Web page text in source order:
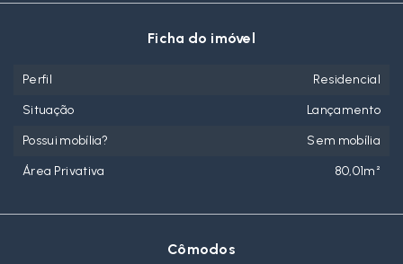
Cômodos
Ficha do imóvel
Perfil
Residencial
Situação
Lançamento
Possui mobília?
Sem mobília
Área Privativa
80,01m²